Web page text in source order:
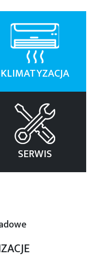
KLIMATYZACJA
SERWIS